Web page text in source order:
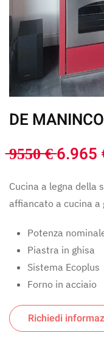
DE
̶9̶5̶5̶0̶ ̶€̶ 6.965
Cucina a legna della
affiancato a cucina a
Potenza
Piastra in ghisa
Sistema Ecoplus
Forno in acciaio
Richiedi